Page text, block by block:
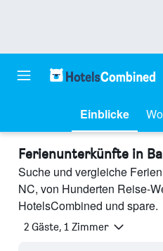
Einblicke
Ferienunterkünfte in
Suche und vergleiche
NC, von Hunderten Reise-
HotelsCombined und spare.
2 Gäste, 1 Zimmer